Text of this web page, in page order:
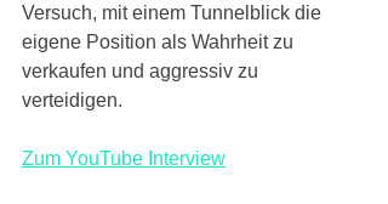
Versuch, mit einem Tunnelblick die
eigene Position als Wahrheit zu
verkaufen und aggressiv zu
verteidigen.
Zum YouTube Interview